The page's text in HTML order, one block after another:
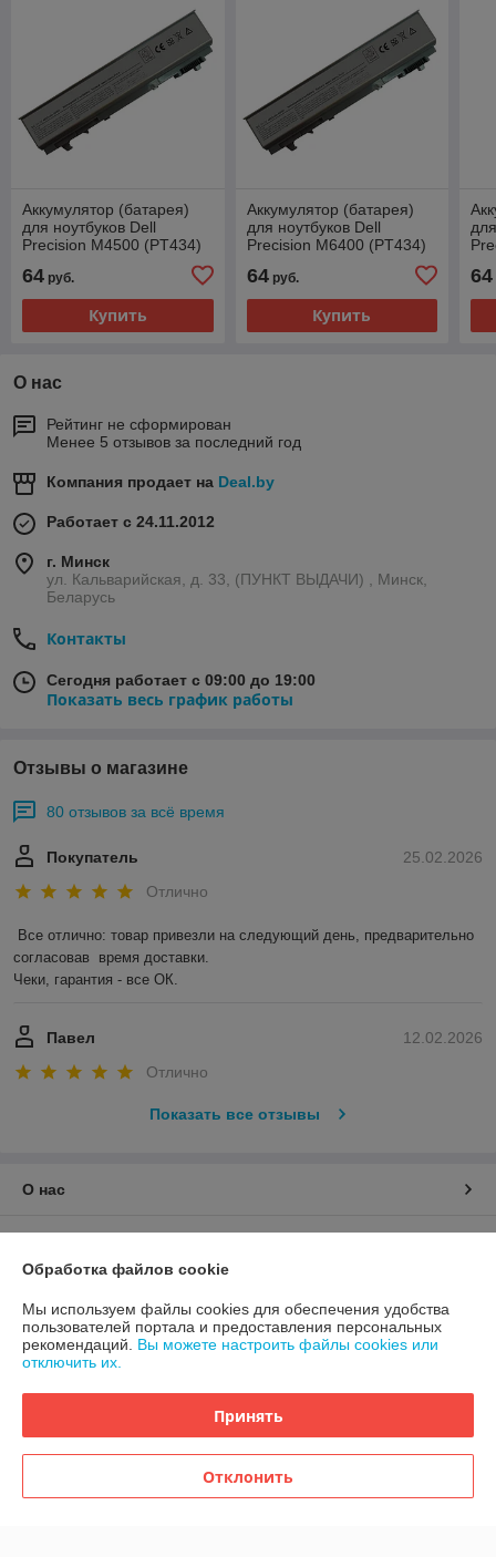
Аккумулятор (батарея)
для ноутбуков Dell
Precision M4500 (PT434)
64 руб.
Купить
Аккумулятор (батарея)
для ноутбуков Dell
Precision M6400 (PT434)
64руб.
Купить
64
О нас
Рейтинг не сформирован
Менее 5 отзывов за последний год
Компания продает на Deal.by
Работает с 24.11.2012
г. Минск
ул. Кальварийская, д. 33, (ПУНКТ ВЫДАЧИ) , Минск,
Беларусь
Контакты
Сегодня работает с 09:00 до 19:00
Показать весь график работы
Отзывы о магазине
80 отзывов за всё время
25.02.2026
Покупатель
Отлично
Все отлично: товар привезли на следующий день, предварительно
согласовав  время доставки.
Чеки, гарантия - все ОК.
12.02.2026
Павел
Отлично
Показать все отзывы
О нас
График работы
Полная версия сайта
Политика обработки cookies
Сайт создан на платформе Deal.by
Обработка файлов cookie
Мы используем файлы cookies для обеспечения удобства
пользователей портала и предоставления персональных
рекомендаций. Вы можете настроить файлы cookies или
отключить их.
Принять
Отклонить